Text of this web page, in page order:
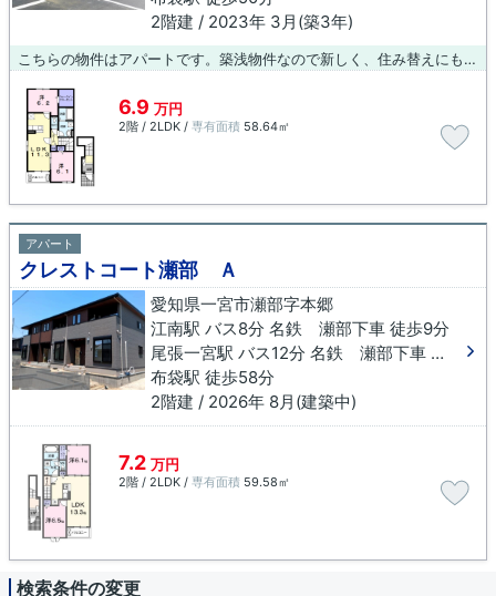
2階建 / 2023年 3月(築3年)
こちらの物件はアパートです。築浅物件なので新しく、住み替えにもおすすめです。自分のライフスタイルに必要なお住まいをお選びください。お住まい探しをサポートしてまいります。
6.9 万円
2階 / 2LDK / 専有面積 58.64㎡
アパート
クレストコート瀬部 Ａ
愛知県一宮市瀬部字本郷
江南駅 バス8分 名鉄 瀬部下車 徒歩9分
尾張一宮駅 バス12分 名鉄 瀬部下車 徒歩9分
布袋駅 徒歩58分
2階建 / 2026年 8月(建築中)
7.2 万円
2階 / 2LDK / 専有面積 59.58㎡
検索条件の変更